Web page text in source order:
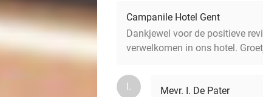
Campanile Hotel Gent
Dankjewel voor de positieve
verwelkomen in ons hotel.
I.
Mevr. I. De Pater